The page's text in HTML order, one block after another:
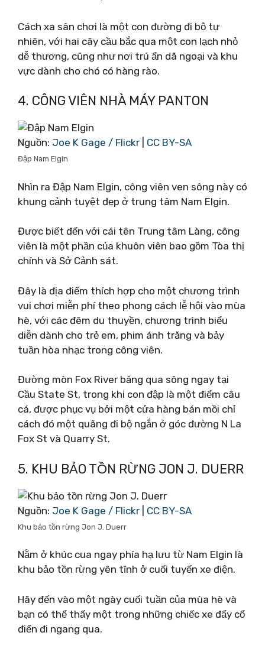
Cách xa sân chơi là một con đường đi bộ tự
nhiên, với hai cây cầu bắc qua một con lạch nhỏ
dễ thương, cũng như nơi trú ẩn dã ngoại và khu
vực dành cho chó có hàng rào.
4. CÔNG VIÊN NHÀ MÁY PANTON
Nguồn: Joe K Gage / Flickr CC BY-SA
Đập Nam Elgin
Nhìn ra Đập Nam Elgin, công viên ven sông này có
khung cảnh tuyệt đẹp ở trung tâm Nam Elgin.
Được biết đến với cái tên Trung tâm Làng, công
viên là một phần của khuôn viên bao gồm Tòa thị
chính và Sở Cảnh sát.
Đây là địa điểm thích hợp cho một chương trình
vui chơi miễn phí theo phong cách lễ hội vào mùa
hè, với các đêm du thuyền, chương trình biểu
diễn dành cho trẻ em, phim ánh trăng và bảy
tuần hòa nhạc trong công viên.
Đường mòn Fox River băng qua sông ngay tại
Cầu State St, trong khi con đập là một điểm câu
cá, được phục vụ bởi một cửa hàng bán mồi chỉ
cách đó một quãng đi bộ ngắn ở góc đường N La
Fox St và Quarry St.
5. KHU BẢO TỒN RỪNG JON J. DUERR
Nguồn: Joe K Gage / Flickr CC BY-SA
Khu bảo tồn rừng Jon J. Duerr
Nằm ở khúc cua ngay phía hạ lưu từ Nam Elgin là
khu bảo tồn rừng yên tĩnh ở cuối tuyến xe điện.
Hãy đến vào một ngày cuối tuần của mùa hè và
bạn có thể thấy một trong những chiếc xe đẩy cổ
điển đi ngang qua.